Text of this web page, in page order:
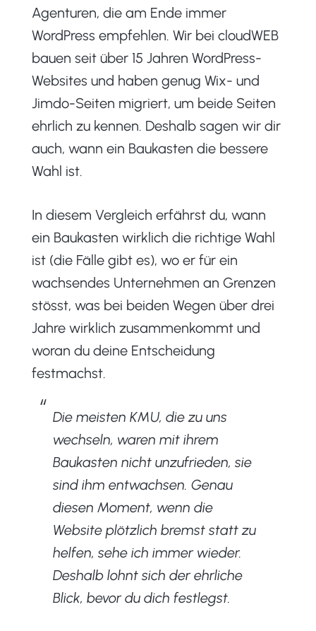
Agenturen, die am Ende immer
WordPress empfehlen. Wir bei cloudWEB
bauen seit über 15 Jahren WordPress-
Websites und haben genug Wix- und
Jimdo-Seiten migriert, um beide Seiten
ehrlich zu kennen. Deshalb sagen wir dir
auch, wann ein Baukasten die bessere
Wahl ist.
In diesem Vergleich erfährst du, wann
ein Baukasten wirklich die richtige Wahl
ist (die Fälle gibt es), wo er für ein
wachsendes Unternehmen an Grenzen
stösst, was bei beiden Wegen über drei
Jahre wirklich zusammenkommt und
woran du deine Entscheidung
festmachst.
Die meisten KMU, die zu uns
wechseln, waren mit ihrem
Baukasten nicht unzufrieden, sie
sind ihm entwachsen. Genau
diesen Moment, wenn die
Website plötzlich bremst statt zu
helfen, sehe ich immer wieder.
Deshalb lohnt sich der ehrliche
Blick, bevor du dich festlegst.